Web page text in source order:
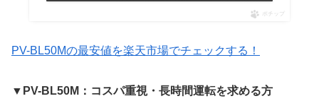
ポチップ
PV-BL50Mの最安値を楽天市場でチェックする！
▼PV-BL50M：コスパ重視・長時間運転を求める方